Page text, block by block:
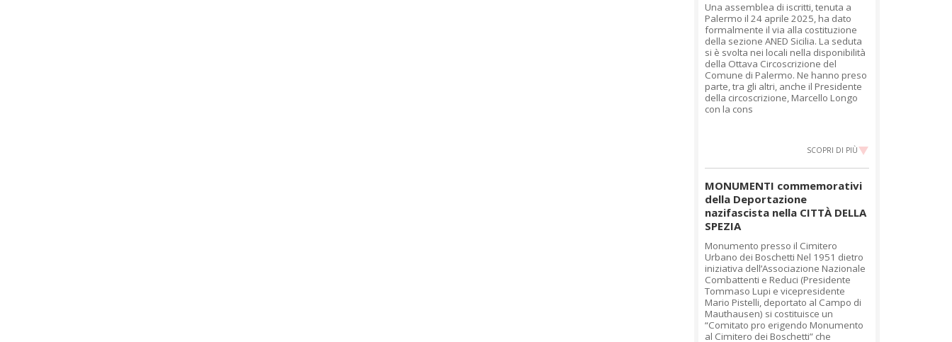
Una assemblea di iscritti, tenuta a
Palermo il 24 aprile 2025, ha dato
formalmente il via alla costituzione
della sezione ANED Sicilia. La seduta
si è svolta nei locali nella disponibilità
della Ottava Circoscrizione del
Comune di Palermo. Ne hanno preso
parte, tra gli altri, anche il Presidente
della circoscrizione, Marcello Longo
con la cons
SCOPRI DI PIÙ
MONUMENTI commemorativi
della Deportazione
nazifascista nella CITTÀ DELLA
SPEZIA
Monumento presso il Cimitero
Urbano dei Boschetti Nel 1951 dietro
iniziativa dell’Associazione Nazionale
Combattenti e Reduci (Presidente
Tommaso Lupi e vicepresidente
Mario Pistelli, deportato al Campo di
Mauthausen) si costituisce un
“Comitato pro erigendo Monumento
al Cimitero dei Boschetti” che